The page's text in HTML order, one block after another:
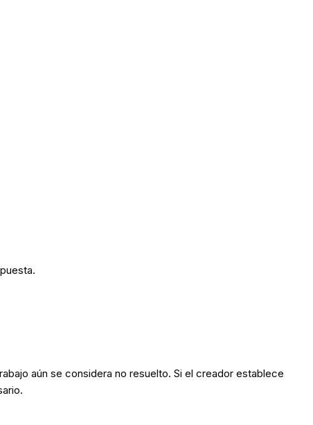
aún se considera no resuelto. Si el creador establece